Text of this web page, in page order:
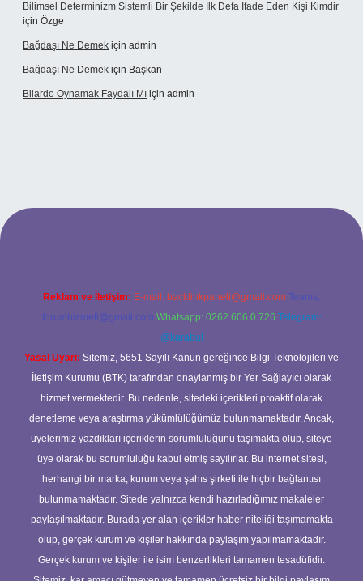
Bilimsel Determinizm Sistemli Bir Şekilde Ilk Defa Ifade Eden Kişi Kimdir
için Özge
Bağdaşı Ne Demek için admin
Bağdaşı Ne Demek için Başkan
Bilardo Oynamak Faydalı Mı için admin
Reklam ve İletişim: E-mail: backlinkpaneli@gmail.com Teams:
forumhizmeti@gmail.com Whatsapp: 0262 606 0 726 Telegram:
@karabul
Yasal Uyarı: Sitemiz, 5651 Sayılı Kanun gereğince Bilgi Teknolojileri ve
İletişim Kurumu (BTK) tarafından onaylanmış bir Yer Sağlayıcı olarak
hizmet vermektedir. Bu nedenle, sitedeki içerikleri proaktif olarak
denetleme veya araştırma yükümlülüğümüz bulunmamaktadır. Ancak,
üyelerimiz yazdıkları içeriklerin sorumluluğunu taşımakta olup, siteye
üye olarak bu sorumluluğu kabul etmiş sayılırlar. Bu internet sitesi,
herhangi bir marka, kurum veya şahıs şirketi ile hiçbir bağlantısı
bulunmamaktadır. Sitede yalnızca kendi hazırladığımız makaleler
paylaşılmaktadır. Burada yer alan içerikler haber niteliği taşımamakta
olup, gerçek kurum ve kişiler hakkında paylaşım yapılmamaktadır.
Gerçek kurum ve kişiler ile isim benzerlikleri tamamen tesadüfidir.